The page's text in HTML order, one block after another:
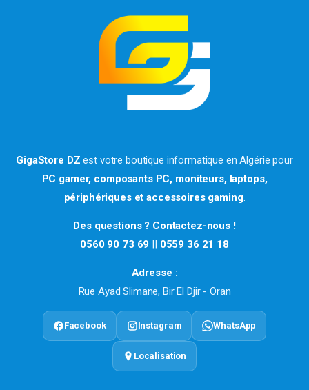
GigaStore DZ est votre boutique informatique en Algérie pour
PC gamer, composants PC, moniteurs, laptops,
périphériques et accessoires gaming.
Des questions ? Contactez-nous !
0560 90 73 69
0559 36 21 18
Adresse :
Rue Ayad Slimane, Bir El Djir - Oran
Facebook Instagram WhatsApp
Localisation